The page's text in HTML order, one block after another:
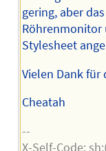
gering, aber
Röhrenmonitor
Stylesheet
Vielen Dank für
Cheatah
--
X-Self-Code: